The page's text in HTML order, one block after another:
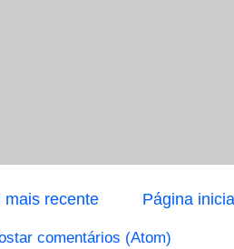
mais recente Página
comentários (Atom)